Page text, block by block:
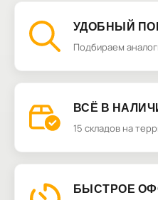
УДОБНЫЙ
Подбираем
ВСЁ В
15 складов на
БЫСТРОЕ